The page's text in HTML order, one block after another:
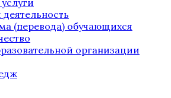
(перевода) обучающихся
организации